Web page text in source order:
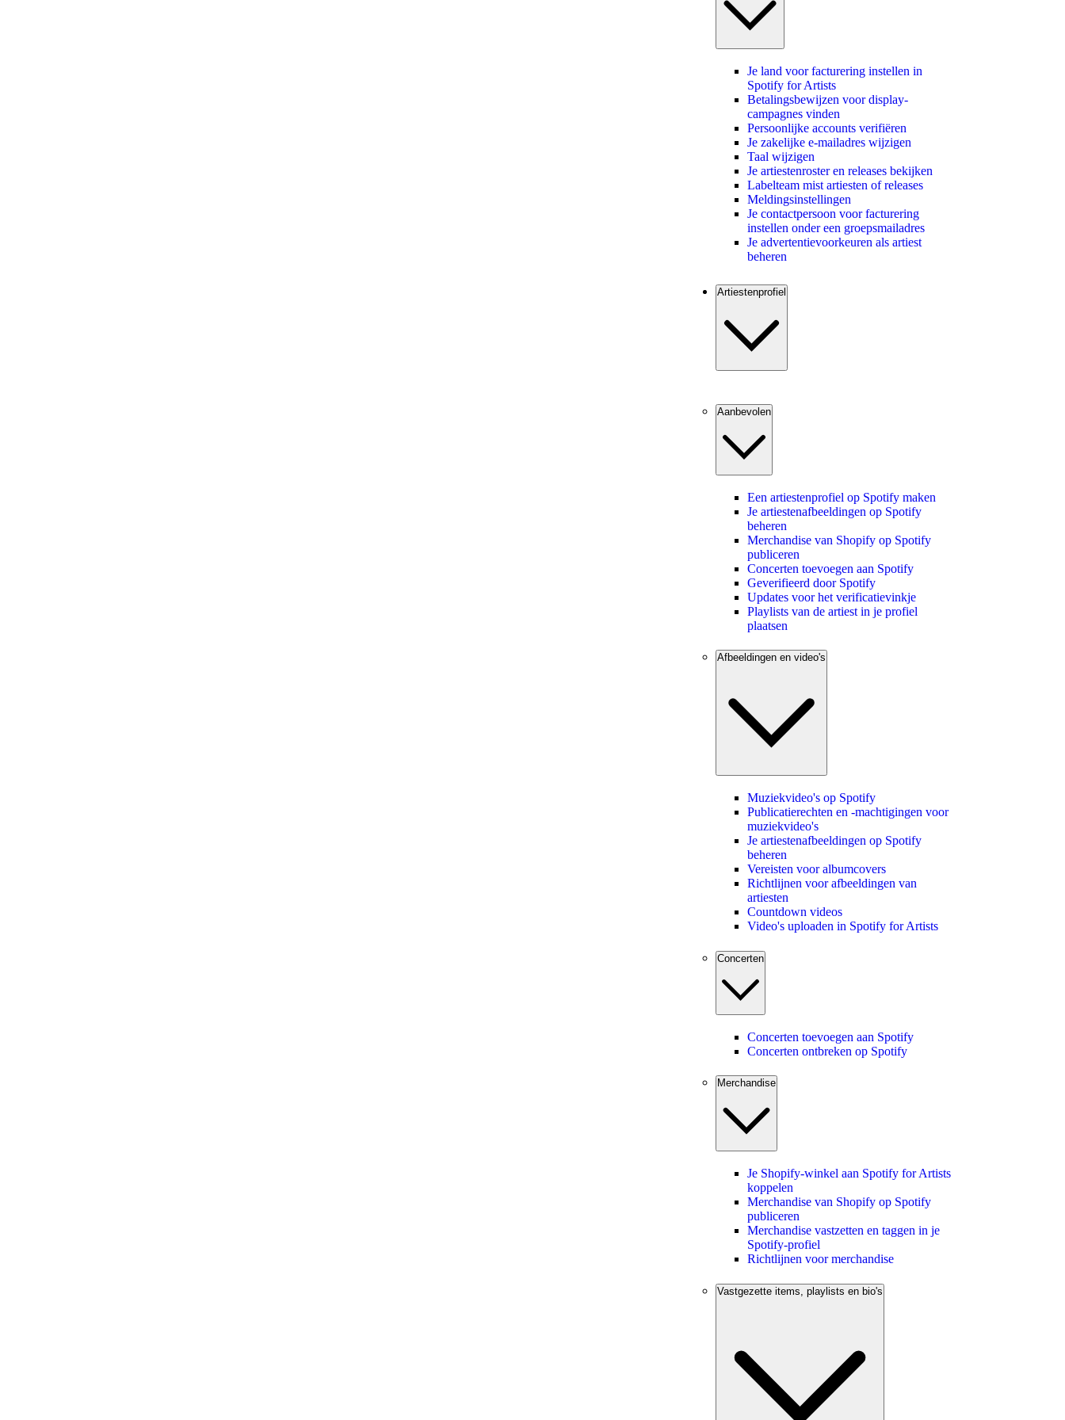
Je land voor facturering instellen in
Spotify for Artists
Betalingsbewijzen voor display-
campagnes vinden
Persoonlijke accounts verifiëren
Je zakelijke e-mailadres wijzigen
Taal wijzigen
Je artiestenroster en releases bekijken
Labelteam mist artiesten of releases
Meldingsinstellingen
Je contactpersoon voor facturering
instellen onder een groepsmailadres
Je advertentievoorkeuren als artiest
beheren
Artiestenprofiel
Aanbevolen
Een artiestenprofiel op Spotify maken
Je artiestenafbeeldingen op Spotify
beheren
Merchandise van Shopify op Spotify
publiceren
Concerten toevoegen aan Spotify
Geverifieerd door Spotify
Updates voor het verificatievinkje
Playlists van de artiest in je profiel
plaatsen
Afbeeldingen en video's
Muziekvideo's op Spotify
Publicatierechten en -machtigingen voor
muziekvideo's
Je artiestenafbeeldingen op Spotify
beheren
Vereisten voor albumcovers
Richtlijnen voor afbeeldingen van
artiesten
Countdown videos
Video's uploaden in Spotify for Artists
Concerten
Concerten toevoegen aan Spotify
Concerten ontbreken op Spotify
Merchandise
Je Shopify-winkel aan Spotify for Artists
koppelen
Merchandise van Shopify op Spotify
publiceren
Merchandise vastzetten en taggen in je
Spotify-profiel
Richtlijnen voor merchandise
Vastgezette items, playlists en bio's